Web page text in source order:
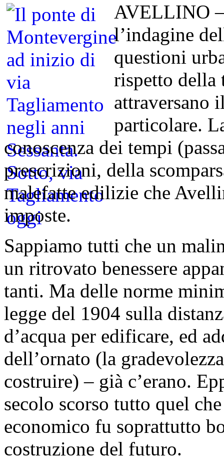
AVELLINO
l’indagine
questioni
rispetto della
attraversano
particolare.
conoscenza dei tempi
prescrizioni, della
malefatte edilizie che
imposte.
Sappiamo tutti che un
un ritrovato benessere
tanti. Ma delle norme
legge del 1904 sulla
d’acqua per edificare, ed
dell’ornato (la
costruire) – già c’erano.
secolo scorso tutto quel
economico fu soprattutto
costruzione del futuro.